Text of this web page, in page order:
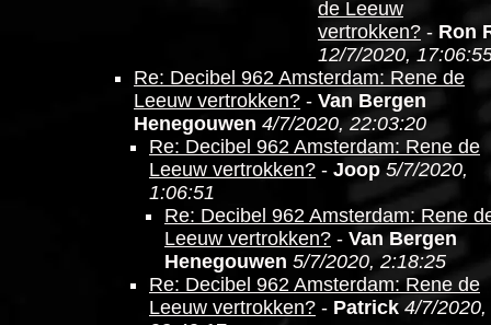
de Leeuw
vertrokken? - Ron
12/7/2020,
Re: Decibel 962 Amsterdam: Rene de
Leeuw vertrokken? - Van Bergen
Henegouwen 4/7/2020, 22:03:20
Re: Decibel 962 Amsterdam: Rene de
Leeuw vertrokken? - Joop 5/7/2020,
1:06:51
Re: Decibel 962 Amsterdam: Rene
Leeuw vertrokken? - Van Bergen
Henegouwen 5/7/2020, 2:18:25
Re: Decibel 962 Amsterdam: Rene de
Leeuw vertrokken? - Patrick 4/7/2020,